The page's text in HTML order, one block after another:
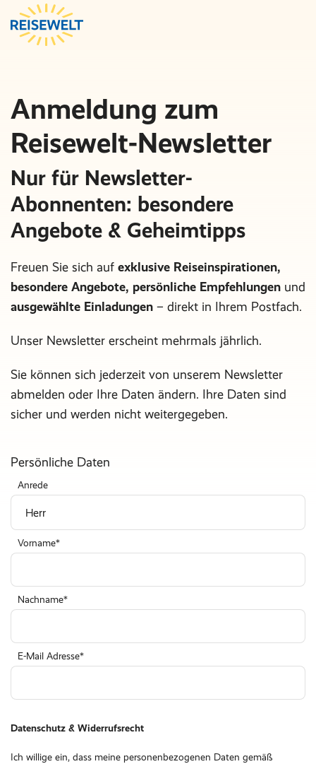
Anmeldung zum
Reisewelt-Newsletter
Nur für Newsletter-
Abonnenten: besondere
Angebote & Geheimtipps
Freuen Sie sich auf exklusive Reiseinspirationen,
besondere Angebote, persönliche Empfehlungen und
ausgewählte Einladungen – direkt in Ihrem Postfach.
Unser Newsletter erscheint mehrmals jährlich.
Sie können sich jederzeit von unserem Newsletter
abmelden oder Ihre Daten ändern. Ihre Daten sind
sicher und werden nicht weitergegeben.
Persönliche Daten
Anrede
Vorname
Nachname
E-Mail Adresse
Datenschutz & Widerrufsrecht
Ich willige ein, dass meine personenbezogenen Daten gemäß